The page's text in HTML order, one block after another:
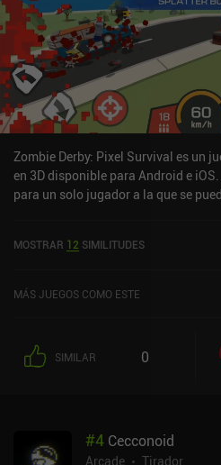
Zombie Derby: Pixel Survival es un
en 3D disponible para Android e
para un solo jugador a la que se
de 4,5 sobre 5,0 en Google Play y de
MOSTRAR 12 SIMILITUDES
MÁS JUEGOS COMO ESTE
SIMILAR 0
#4 Cecconoid
Arcade
Tirador